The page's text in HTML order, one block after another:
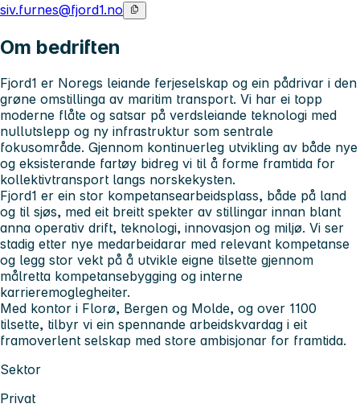
siv.furnes@fjord1.no
Om bedriften
Fjord1 er Noregs leiande ferjeselskap og ein pådrivar i den
grøne omstillinga av maritim transport. Vi har ei topp
moderne flåte og satsar på verdsleiande teknologi med
nullutslepp og ny infrastruktur som sentrale
fokusområde. Gjennom kontinuerleg utvikling av både nye
og eksisterande fartøy bidreg vi til å forme framtida for
kollektivtransport langs norskekysten.
Fjord1 er ein stor kompetansearbeidsplass, både på land
og til sjøs, med eit breitt spekter av stillingar innan blant
anna operativ drift, teknologi, innovasjon og miljø. Vi ser
stadig etter nye medarbeidarar med relevant kompetanse
og legg stor vekt på å utvikle eigne tilsette gjennom
målretta kompetansebygging og interne
karrieremoglegheiter.
Med kontor i Florø, Bergen og Molde, og over 1100
tilsette, tilbyr vi ein spennande arbeidskvardag i eit
framoverlent selskap med store ambisjonar for framtida.
Sektor
Privat